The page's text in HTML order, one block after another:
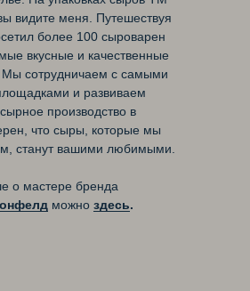
видите меня. Путешествуя
более 100 сыроварен
вкусные и качественные
Мы сотрудничаем с самыми
и развиваем
производство в
что сыры, которые мы
станут вашими любимыми.
о мастере бренда
можно здесь.